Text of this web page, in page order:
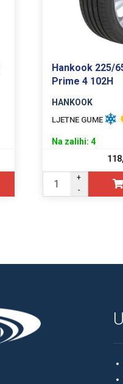
Hankook 225/
Prime 4 102H
HANKOOK
LJETNE GUME
Na zalihi: 4
+
-